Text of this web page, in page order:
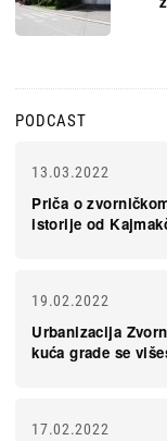
PODCAST
13.03.2022
Priča o
istorije od
19.02.2022
Urbanizacija
kuća grade se
17.02.2022